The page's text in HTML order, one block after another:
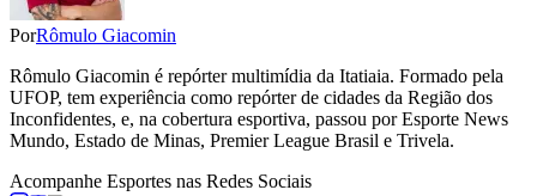
PorRômulo Giacomin
Rômulo Giacomin é repórter multimídia da Itatiaia. Formado pela
UFOP, tem experiência como repórter de cidades da Região dos
Inconfidentes, e, na cobertura esportiva, passou por Esporte News
Mundo, Estado de Minas, Premier League Brasil e Trivela.
Acompanhe Esportes nas Redes Sociais